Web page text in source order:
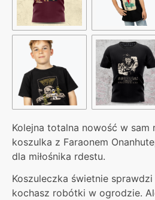
Kolejna totalna nowość w sam
koszulka z Faraonem
dla miłośnika rdestu.
Koszuleczka świetnie
kochasz robótki w ogrodzie.